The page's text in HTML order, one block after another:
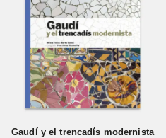
Gaudí y el trencadís modernista